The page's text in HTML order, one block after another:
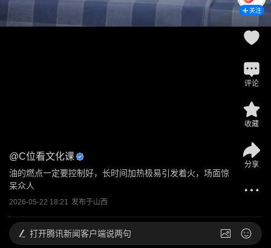
@C位看文化课
油的燃点一定要控制好，长时间加热极易引发着火，场面惊
呆众人
2026-05-22 18:21 发布于山西
关注
评论
收藏
分享
打开腾讯新闻客户端说两句